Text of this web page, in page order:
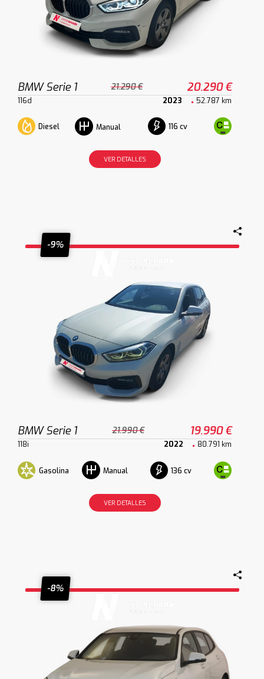
BMW Serie 1 21.290 € 20.290 €
116d 2023 52.787 km
Diesel Manual 116 cv
VER DETALLES
-9%
BMW Serie 1 21.990 € 19.990 €
118i 2022 80.791 km
Gasolina Manual 136 cv
VER DETALLES
-8%